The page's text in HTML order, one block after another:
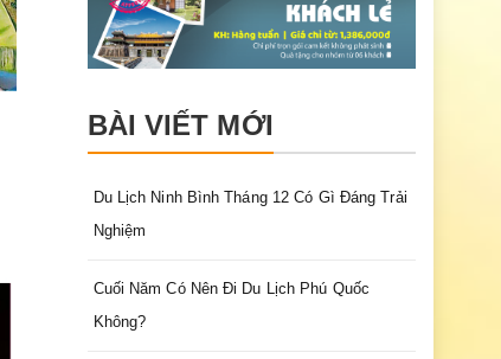
BÀI VIẾT MỚI
Du Lịch Ninh Bình Tháng 12 Có Gì Đáng Trải
Nghiệm
Cuối Năm Có Nên Đi Du Lịch Phú Quốc
Không?